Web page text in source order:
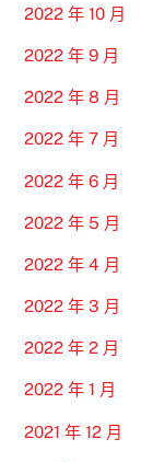
2022 年 10 月
2022 年 9 月
2022 年 8 月
2022 年 7 月
2022 年 6 月
2022 年 5 月
2022 年 4 月
2022 年 3 月
2022 年 2 月
2022 年 1 月
2021 年 12 月